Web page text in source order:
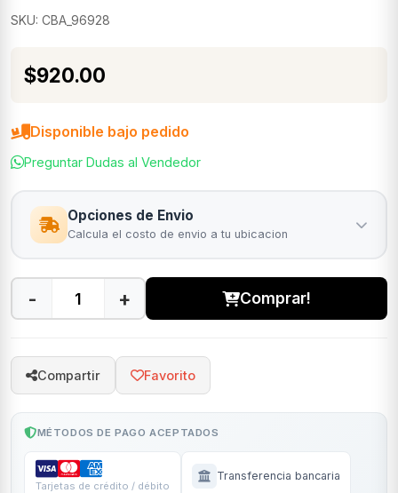
SKU: CBA_96928
$920.00
Disponible bajo pedido
Preguntar Dudas al Vendedor
Opciones de Envio
Calcula el costo de envio a tu ubicacion
- + Comprar!
Compartir Favorito
MÉTODOS DE PAGO ACEPTADOS
Tarjetas de crédito / débito
Transferencia bancaria